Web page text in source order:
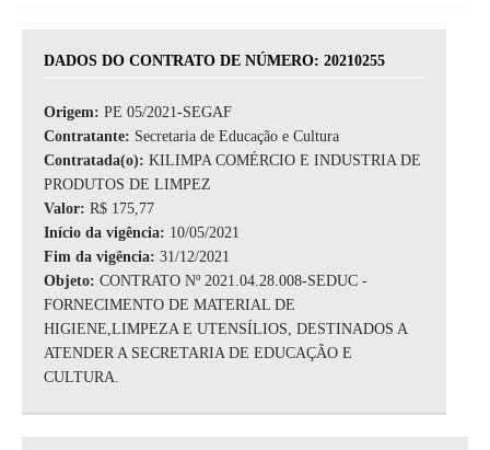
DADOS DO CONTRATO DE NÚMERO: 20210255
Origem: PE 05/2021-SEGAF
Contratante: Secretaria de Educação e Cultura
Contratada(o): KILIMPA COMÉRCIO E INDUSTRIA DE
PRODUTOS DE LIMPEZ
Valor: R$ 175,77
Início da vigência: 10/05/2021
Fim da vigência: 31/12/2021
Objeto: CONTRATO Nº 2021.04.28.008-SEDUC -
FORNECIMENTO DE MATERIAL DE
HIGIENE,LIMPEZA E UTENSÍLIOS, DESTINADOS A
ATENDER A SECRETARIA DE EDUCAÇÃO E
CULTURA.